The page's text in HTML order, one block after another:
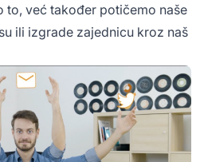
to, već također potičemo naše
ili izgrade zajednicu kroz naš